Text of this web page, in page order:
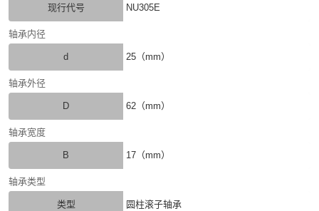
现行代号 NU305E
轴承内径
d 25（mm）
轴承外径
D 62（mm）
轴承宽度
B 17（mm）
轴承类型
类型 圆柱滚子轴承